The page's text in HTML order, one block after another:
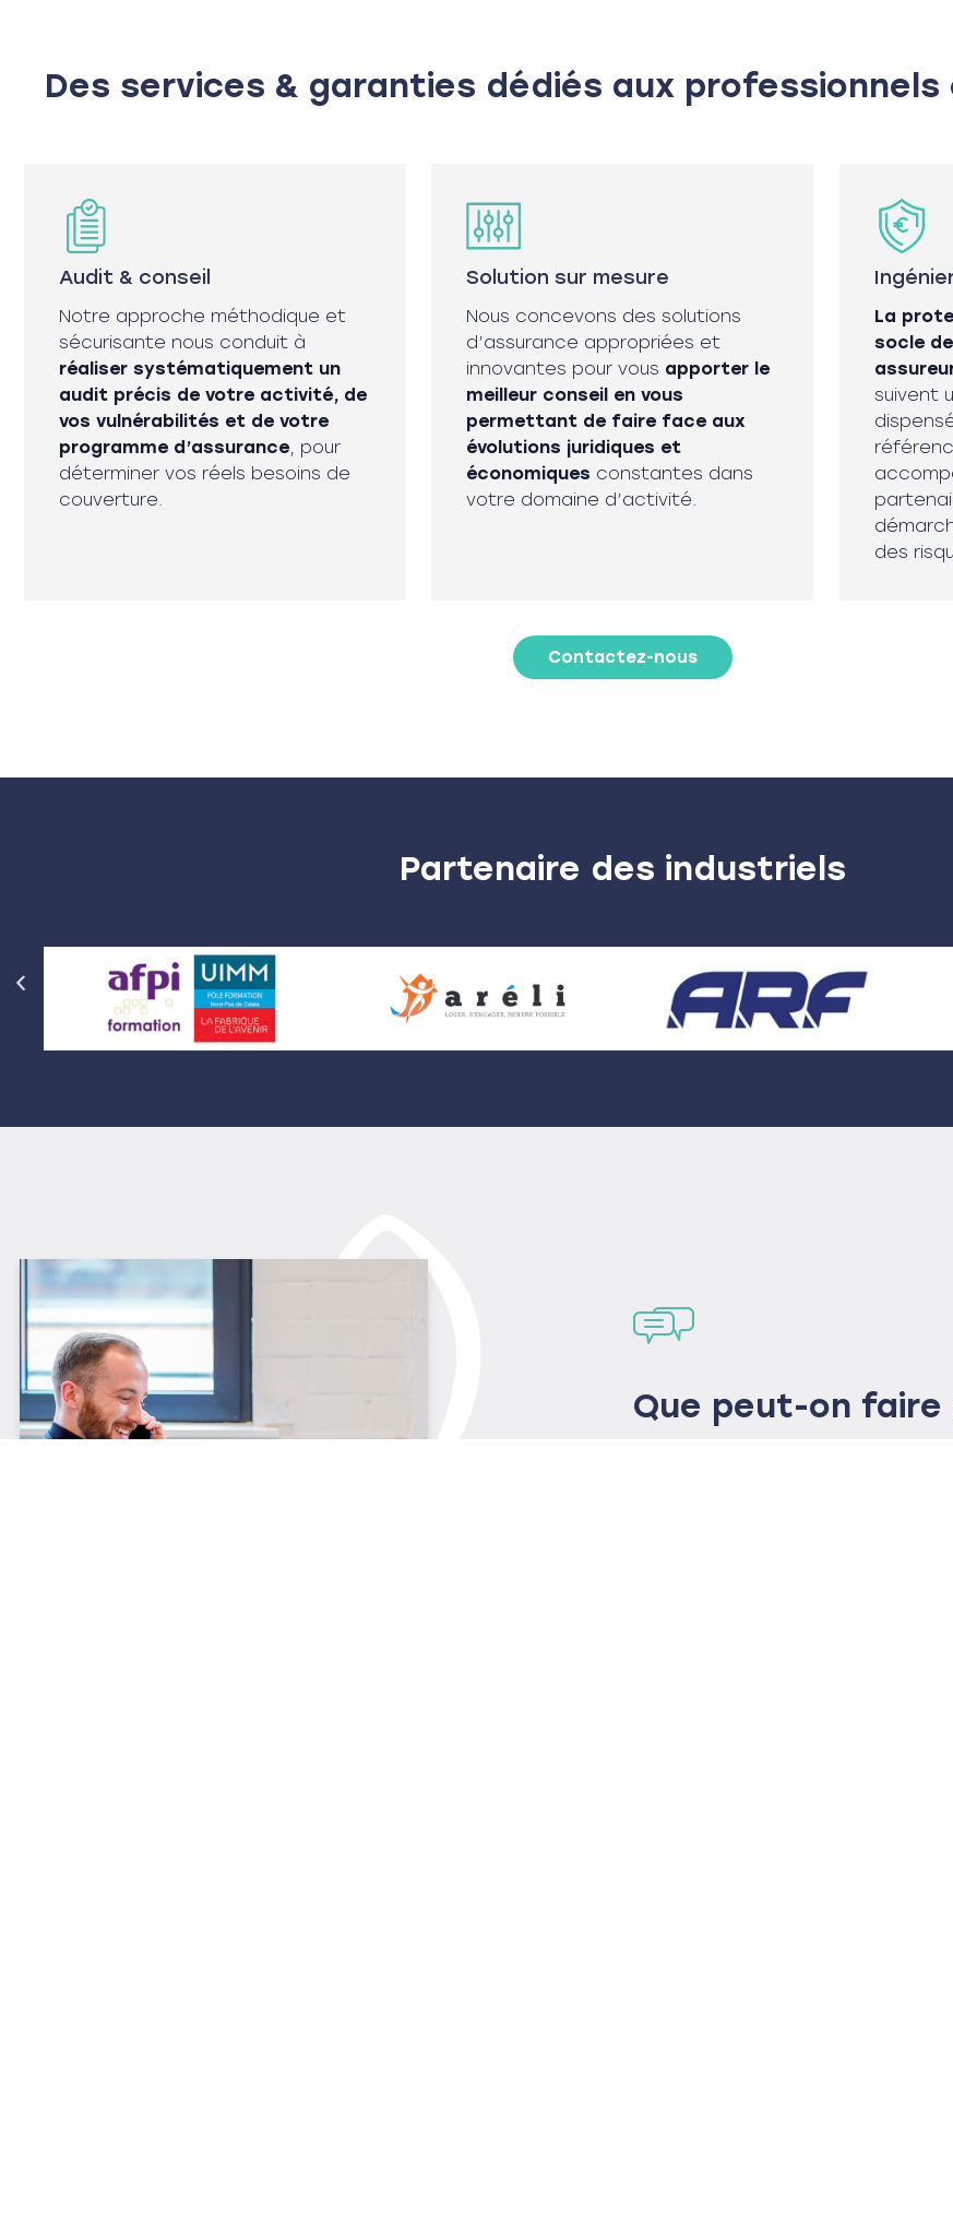
Des services & garanties dédiés aux
Audit & conseil
Notre approche méthodique et
sécurisante nous conduit à
réaliser systématiquement un
audit précis de votre activité, de
vos vulnérabilités et de votre
programme d’assurance, pour
déterminer vos réels besoins de
couverture.
Solution sur mesure
Nous concevons des solutions
d’assurance appropriées et
innovantes pour vous apporter le
meilleur conseil en vous
permettant de faire face aux
évolutions juridiques et
économiques constantes dans
votre domaine d’activité.
La
socle
suivent
des
Contactez-nous
Partenaire des industriels
Que peut-on faire